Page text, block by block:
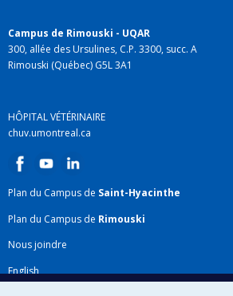
Campus de Rimouski - UQAR
300, allée des Ursulines, C.P. 3300, succ. A
Rimouski (Québec) G5L 3A1
HÔPITAL VÉTÉRINAIRE
chuv.umontreal.ca
Plan du Campus de Saint-Hyacinthe
Plan du Campus de Rimouski
Nous joindre
English